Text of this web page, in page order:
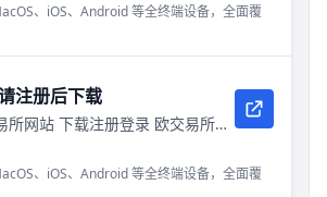
、iOS、Android 等全终端设备，全面覆
注册后下载
欧交易所网站 下载注册登录 欧交易所电脑版网页版网址
、iOS、Android 等全终端设备，全面覆